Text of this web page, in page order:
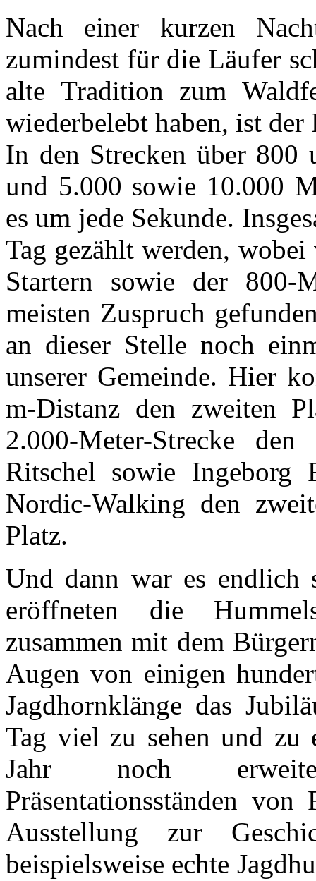
Nach einer kurzen
zumindest für die Läufer
alte Tradition zum
wiederbelebt haben, ist der
In den Strecken über
und 5.000 sowie 10.000
es um jede Sekunde.
Tag gezählt werden,
Startern sowie der 800-
meisten Zuspruch
an dieser Stelle noch
unserer Gemeinde. Hier
m-Distanz den zweiten
2.000-Meter-Strecke
Ritschel sowie Ingeborg
Nordic-Walking den
Platz.
Und dann war es
eröffneten die
zusammen mit dem
Augen von einigen
Jagdhornklänge das
Tag viel zu sehen und zu
Jahr noch
Präsentationsständen
Ausstellung zur
beispielsweise echte